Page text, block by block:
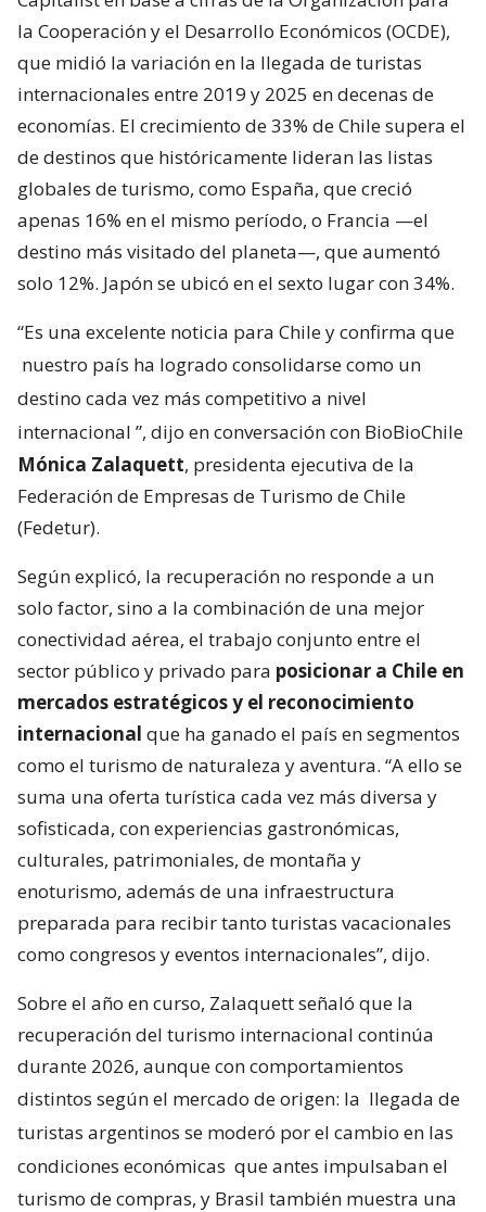
la Cooperación y el Desarrollo Económicos (OCDE),
que midió la variación en la llegada de turistas
internacionales entre 2019 y 2025 en decenas de
economías. El crecimiento de 33% de Chile supera el
de destinos que históricamente lideran las listas
globales de turismo, como España, que creció
apenas 16% en el mismo período, o Francia —el
destino más visitado del planeta—, que aumentó
solo 12%. Japón se ubicó en el sexto lugar con 34%.
“Es una excelente noticia para Chile y confirma que
nuestro país ha logrado consolidarse como un
destino cada vez más competitivo a nivel
internacional ”, dijo en conversación con BioBioChile
Mónica Zalaquett, presidenta ejecutiva de la
Federación de Empresas de Turismo de Chile
(Fedetur).
Según explicó, la recuperación no responde a un
solo factor, sino a la combinación de una mejor
conectividad aérea, el trabajo conjunto entre el
sector público y privado para posicionar a Chile en
mercados estratégicos y el reconocimiento
internacional que ha ganado el país en segmentos
como el turismo de naturaleza y aventura. “A ello se
suma una oferta turística cada vez más diversa y
sofisticada, con experiencias gastronómicas,
culturales, patrimoniales, de montaña y
enoturismo, además de una infraestructura
preparada para recibir tanto turistas vacacionales
como congresos y eventos internacionales”, dijo.
Sobre el año en curso, Zalaquett señaló que la
recuperación del turismo internacional continúa
durante 2026, aunque con comportamientos
distintos según el mercado de origen: la llegada de
turistas argentinos se moderó por el cambio en las
condiciones económicas que antes impulsaban el
turismo de compras, y Brasil también muestra una